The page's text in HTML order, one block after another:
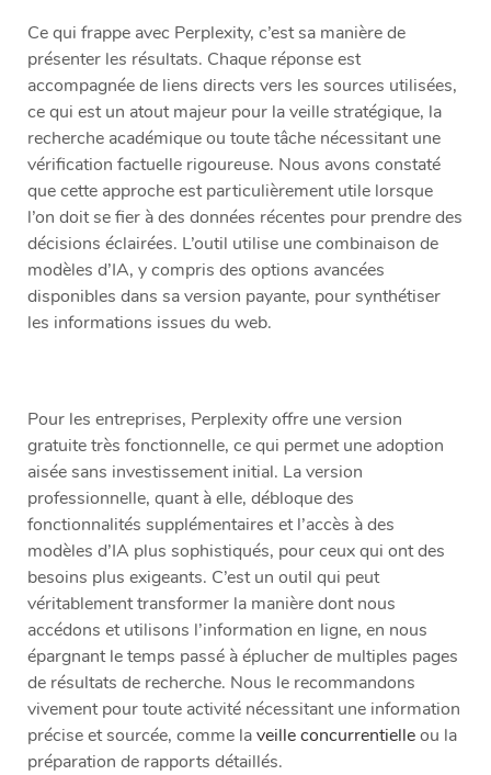
Ce qui frappe avec Perplexity, c’est sa manière de
présenter les résultats. Chaque réponse est
accompagnée de liens directs vers les sources utilisées,
ce qui est un atout majeur pour la veille stratégique, la
recherche académique ou toute tâche nécessitant une
vérification factuelle rigoureuse. Nous avons constaté
que cette approche est particulièrement utile lorsque
l’on doit se fier à des données récentes pour prendre des
décisions éclairées. L’outil utilise une combinaison de
modèles d’IA, y compris des options avancées
disponibles dans sa version payante, pour synthétiser
les informations issues du web.
Pour les entreprises, Perplexity offre une version
gratuite très fonctionnelle, ce qui permet une adoption
aisée sans investissement initial. La version
professionnelle, quant à elle, débloque des
fonctionnalités supplémentaires et l’accès à des
modèles d’IA plus sophistiqués, pour ceux qui ont des
besoins plus exigeants. C’est un outil qui peut
véritablement transformer la manière dont nous
accédons et utilisons l’information en ligne, en nous
épargnant le temps passé à éplucher de multiples pages
de résultats de recherche. Nous le recommandons
vivement pour toute activité nécessitant une information
précise et sourcée, comme laveille concurrentielleou la
préparation de rapports détaillés.